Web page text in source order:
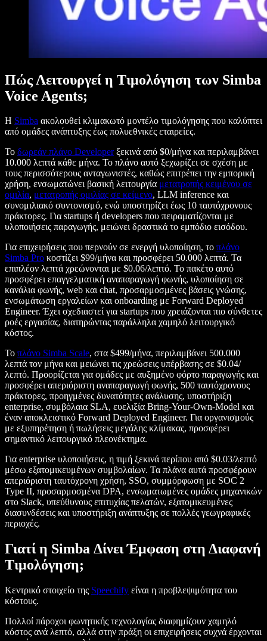
Πώς Λειτουργεί η Τιμολόγηση των Simba
Voice Agents;
Η Simba ακολουθεί κλιμακωτό μοντέλο τιμολόγησης που καλύπτει
από ομάδες ανάπτυξης έως πολυεθνικές εταιρείες.
Το δωρεάν πλάνο Developerξεκινά από $0/μήνα και περιλαμβάνει
10.000 λεπτά κάθε μήνα. Το πλάνο αυτό ξεχωρίζει σε σχέση με
τους περισσότερους ανταγωνιστές, καθώς επιτρέπει την εμπορική
χρήση, ενσωματώνει βασική λειτουργία μετατροπής κειμένου σε
ομιλία, μετατροπής ομιλίας σε κείμενο, LLM inference και
συνομιλιακό συντονισμό, ενώ υποστηρίζει έως 10 ταυτόχρονους
πράκτορες. Για startups ή developers που πειραματίζονται με
υλοποιήσεις παραγωγής, μειώνει δραστικά το εμπόδιο εισόδου.
Για επιχειρήσεις που περνούν σε ενεργή υλοποίηση, το πλάνο
Simba Pro κοστίζει $99/μήνα και προσφέρει 50.000 λεπτά. Τα
επιπλέον λεπτά χρεώνονται με $0.06/λεπτό. Το πακέτο αυτό
προσφέρει επαγγελματική αναπαραγωγή φωνής, υλοποίηση σε
κανάλια φωνής, web και chat, προσαρμοσμένες βάσεις γνώσης,
ενσωμάτωση εργαλείων και onboarding με Forward Deployed
Engineer. Έχει σχεδιαστεί για startups που χρειάζονται πιο σύνθετες
ροές εργασίας, διατηρώντας παράλληλα χαμηλό λειτουργικό
κόστος.
Το πλάνο Simba Scale, στα $499/μήνα, περιλαμβάνει 500.000
λεπτά τον μήνα και μειώνει τις χρεώσεις υπέρβασης σε $0.04/
λεπτό. Προορίζεται για ομάδες με αυξημένο φόρτο παραγωγής και
προσφέρει απεριόριστη αναπαραγωγή φωνής, 500 ταυτόχρονους
πράκτορες, προηγμένες δυνατότητες ανάλυσης, υποστήριξη
enterprise, συμβόλαια SLA, ευελιξία Bring-Your-Own-Model και
έναν αποκλειστικό Forward Deployed Engineer. Για οργανισμούς
με εξυπηρέτηση ή πωλήσεις μεγάλης κλίμακας, προσφέρει
σημαντικό λειτουργικό πλεονέκτημα.
Για enterprise υλοποιήσεις, η τιμή ξεκινά περίπου από $0.03/λεπτό
μέσω εξατομικευμένων συμβολαίων. Τα πλάνα αυτά προσφέρουν
απεριόριστη ταυτόχρονη χρήση, SSO, συμμόρφωση με SOC 2
Type II, προσαρμοσμένα DPA, ενσωματωμένες ομάδες μηχανικών
στο Slack, υπεύθυνους επιτυχίας πελατών, εξατομικευμένες
διασυνδέσεις και υποστήριξη ανάπτυξης σε πολλές γεωγραφικές
περιοχές.
Γιατί η Simba Δίνει Έμφαση στη Διαφανή
Τιμολόγηση;
Κεντρικό στοιχείο της Speechify είναι η προβλεψιμότητα του
κόστους.
Πολλοί πάροχοι φωνητικής τεχνολογίας διαφημίζουν χαμηλό
κόστος ανά λεπτό, αλλά στην πράξη οι επιχειρήσεις συχνά έρχονται